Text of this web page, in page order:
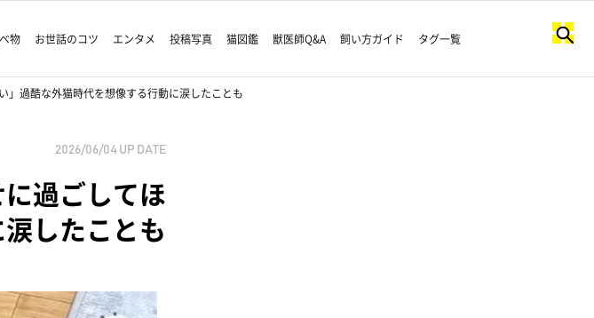
物 お世話のコツ エンタメ 投稿写真 猫図鑑 獣医師Q&A 飼い方ガイド タグ一覧
過酷な外猫時代を想像する行動に涙したことも
2026/06/04 UP DATE
過ごしてほ
したことも